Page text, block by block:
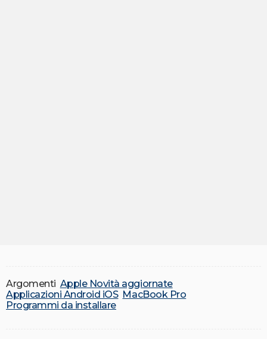
Argomenti Apple Novità aggiornate
Applicazioni Android iOS MacBook Pro
Programmi da installare